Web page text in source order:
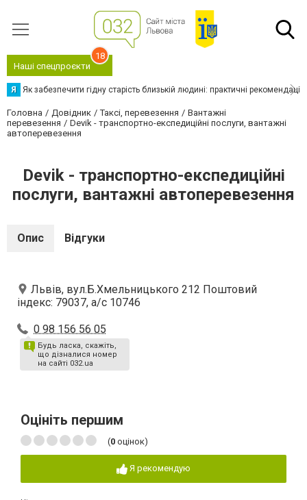
Наші спецпроєкти
18
Я Як забезпечити гідну старість близькій людині: практичні рекомендації
Головна Довідник Таксі, перевезення
Вантажні
перевезення
Devik - транспортно-експедиційні послуги, вантажні
автоперевезення
Devik - транспортно-експедиційні
послуги, вантажні автоперевезення
Опис Відгуки
Львів, вул.Б.Хмельницького 212 Поштовий
індекс: 79037, а/с 10746
0 98 156 56 05
Будь ласка, скажіть,
що дізналися номер
на сайті 032.ua
Оцініть першим
(0 оцінок)
Я рекомендую